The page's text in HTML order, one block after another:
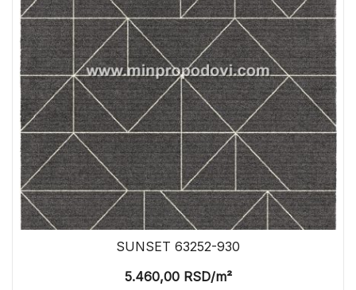
SUNSET 63252-930
5.460,00RSD/m²